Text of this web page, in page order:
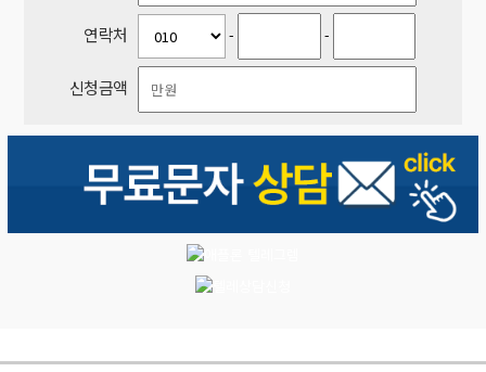
연락처 - -
신청금액